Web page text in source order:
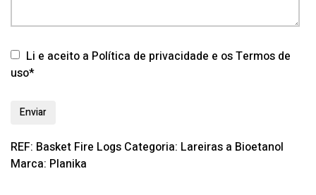
Li e aceito a Política de privacidade e os Termos de
uso*
REF: Basket Fire Logs Categoria: Lareiras a Bioetanol
Marca: Planika